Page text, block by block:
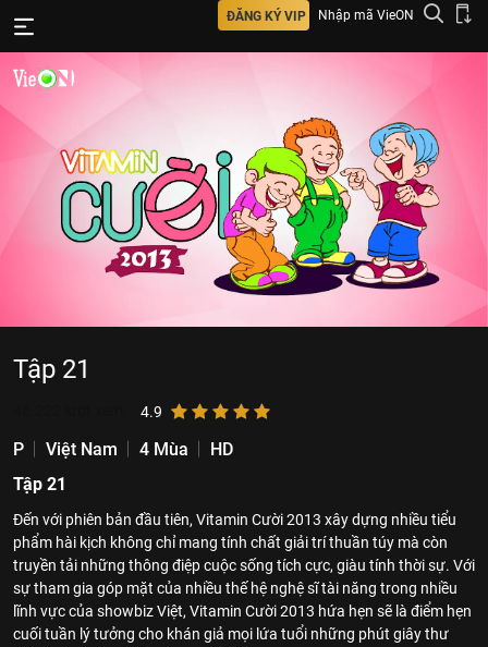
ĐĂNG KÝ VIP Nhập mã VieON
Tập 21
4.9
P Việt Nam 4 Mùa
HD
Tập 21
Đến với phiên bản đầu tiên, Vitamin Cười 2013 xây dựng nhiều tiểu
phẩm hài kịch không chỉ mang tính chất giải trí thuần túy mà còn
truyền tải những thông điệp cuộc sống tích cực, giàu tính thời sự. Với
sự tham gia góp mặt của nhiều thế hệ nghệ sĩ tài năng trong nhiều
lĩnh vực của showbiz Việt, Vitamin Cười 2013 hứa hẹn sẽ là điểm hẹn
cuối tuần lý tưởng cho khán giả mọi lứa tuổi những phút giây thư